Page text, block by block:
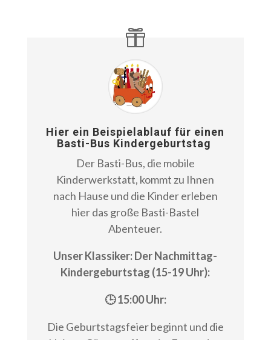
Hier ein Beispielablauf für einen
Basti-Bus Kindergeburtstag
Der Basti-Bus, die mobile
Kinderwerkstatt, kommt zu Ihnen
nach Hause und die Kinder erleben
hier das große Basti-Bastel
Abenteuer.
Unser Klassiker: Der Nachmittag-
Kindergeburtstag (15-19 Uhr):
🕒 15:00 Uhr:
Die Geburtstagsfeier beginnt und die